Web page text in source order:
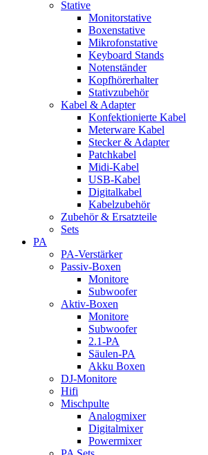
Stative
Monitorstative
Boxenstative
Mikrofonstative
Keyboard Stands
Notenständer
Kopfhörerhalter
Stativzubehör
Kabel & Adapter
Konfektionierte Kabel
Meterware Kabel
Stecker & Adapter
Patchkabel
Midi-Kabel
USB-Kabel
Digitalkabel
Kabelzubehör
Zubehör & Ersatzteile
Sets
PA
PA-Verstärker
Passiv-Boxen
Monitore
Subwoofer
Aktiv-Boxen
Monitore
Subwoofer
2.1-PA
Säulen-PA
Akku Boxen
DJ-Monitore
Hifi
Mischpulte
Analogmixer
Digitalmixer
Powermixer